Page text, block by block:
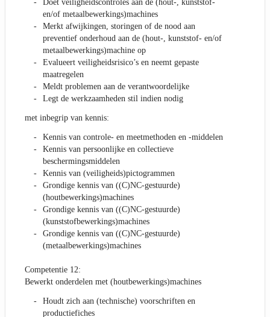
Doet veiligheidscontroles aan de (hout-, kunststof-
en/of metaalbewerkings)machines
Merkt afwijkingen, storingen of de nood aan
preventief onderhoud aan de (hout-, kunststof- en/of
metaalbewerkings)machine op
Evalueert veiligheidsrisico’s en neemt gepaste
maatregelen
Meldt problemen aan de verantwoordelijke
Legt de werkzaamheden stil indien nodig
met inbegrip van kennis:
Kennis van controle- en meetmethoden en -middelen
Kennis van persoonlijke en collectieve
beschermingsmiddelen
Kennis van (veiligheids)pictogrammen
Grondige kennis van ((C)NC-gestuurde)
(houtbewerkings)machines
Grondige kennis van ((C)NC-gestuurde)
(kunststofbewerkings)machines
Grondige kennis van ((C)NC-gestuurde)
(metaalbewerkings)machines
Competentie 12:
Bewerkt onderdelen met (houtbewerkings)machines
Houdt zich aan (technische) voorschriften en
productiefiches